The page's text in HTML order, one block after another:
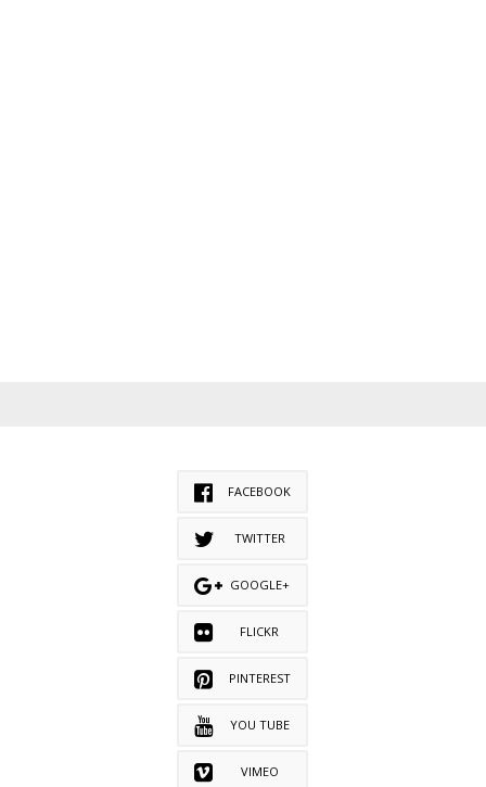
FACEBOOK
TWITTER
GOOGLE+
FLICKR
PINTEREST
YOU TUBE
VIMEO